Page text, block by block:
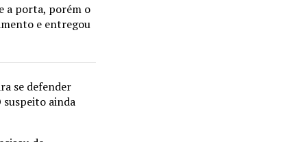
a porta, porém o
e entregou
se defender
ainda